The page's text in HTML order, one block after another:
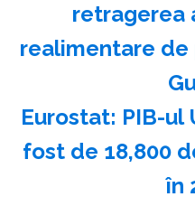
retragerea
realimentare de
Eurostat: PIB-ul
fost de 18,800
în